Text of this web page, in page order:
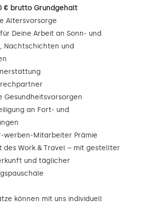
€ brutto Grundgehalt
Altersvorsorge
Deine Arbeit an Sonn- und
Nachtschichten und
Gesundheitsvorsorgen
an Fort- und
werben-Mitarbeiter Prämie
des Work & Travel – mit gestellter
und täglicher
können mit uns individuell